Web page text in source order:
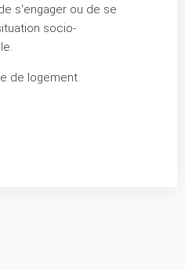
s'engager ou de se
socio-
de logement.